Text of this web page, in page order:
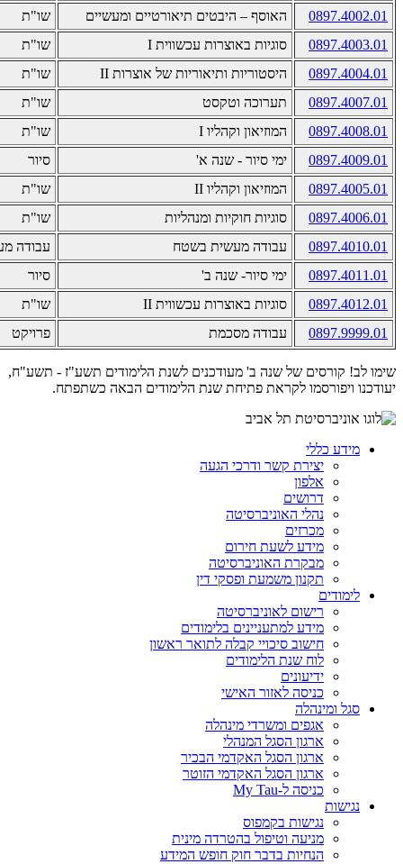
0897.4002.01
האוסף – היבטים תיאורטיים ומעשיים
שו"ת
0897.4003.01
סוגיות באוצרות עכשווית I
שו"ת
0897.4004.01
היסטוריות ותיאוריות של אוצרות II
שו"ת
0897.4007.01
תערוכה וטקסט
שו"ת
0897.4008.01
המוזיאון וקהליו I
שו"ת
0897.4009.01
ימי סיור - שנה א'
סיור
0897.4005.01
המוזיאון וקהליו II
שו"ת
0897.4006.01
סוגיות חוקיות ומנהליות
שו"ת
0897.4010.01
עבודה מעשית בשטח
עבודה
0897.4011.01
ימי סיור- שנה ב'
סיור
0897.4012.01
סוגיות באוצרות עכשווית II
שו"ת
0897.9999.01
עבודה מסכמת פרויקט
שימו לב! קורסים של שנה ב' מעודכנים לשנת הלימודים תשע"ז - תשע"ח,
יעודכנו ויפורסמו לקראת פתיחת שנת הלימודים הבאה כשתפתח.
מידע כללי
יצירת קשר ודרכי הגעה
אלפון
דרושים
נהלי האוניברסיטה
מכרזים
מידע לשעת חירום
מבקרת האוניברסיטה
תקנון משמעת ופסקי דין
לימודים
רישום לאוניברסיטה
מידע למתעניינים בלימודים
חישוב סיכויי קבלה לתואר ראשון
לוח שנת הלימודים
ידיעונים
כניסה לאזור האישי
סגל ומינהלה
אגפים ומשרדי מינהלה
ארגון הסגל המנהלי
ארגון הסגל האקדמי הבכיר
ארגון הסגל האקדמי הזוטר
כניסה ל-My Tau
נגישות
נגישות בקמפוס
מניעה וטיפול בהטרדה מינית
הנחיות בדבר חוק חופש המידע